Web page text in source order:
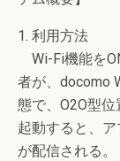
1. 利用方法
Wi-Fi機能を
者が、docomo
態で、O2O型
起動すると、
が配信される。